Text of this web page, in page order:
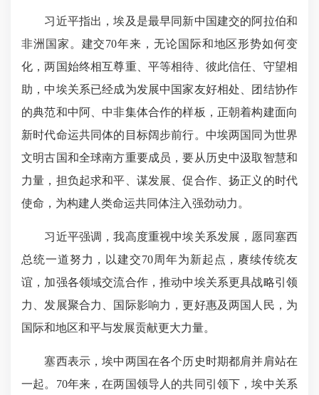
习近平指出，埃及是最早同新中国建交的阿拉伯和
非洲国家。建交70年来，无论国际和地区形势如何变
化，两国始终相互尊重、平等相待、彼此信任、守望相
助，中埃关系已经成为发展中国家友好相处、团结协作
的典范和中阿、中非集体合作的样板，正朝着构建面向
新时代命运共同体的目标阔步前行。中埃两国同为世界
文明古国和全球南方重要成员，要从历史中汲取智慧和
力量，担负起求和平、谋发展、促合作、扬正义的时代
使命，为构建人类命运共同体注入强劲动力。
习近平强调，我高度重视中埃关系发展，愿同塞西
总统一道努力，以建交70周年为新起点，赓续传统友
谊，加强各领域交流合作，推动中埃关系更具战略引领
力、发展聚合力、国际影响力，更好惠及两国人民，为
国际和地区和平与发展贡献更大力量。
塞西表示，埃中两国在各个历史时期都肩并肩站在
一起。70年来，在两国领导人的共同引领下，埃中关系